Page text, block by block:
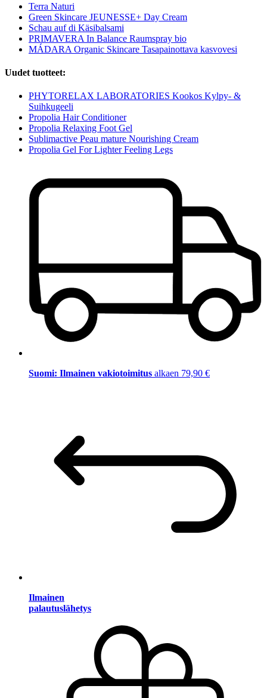
Terra Naturi
Green Skincare JEUNESSE+ Day Cream
Schau auf di Käsibalsami
PRIMAVERA In Balance Raumspray bio
MÁDARA Organic Skincare Tasapainottava kasvovesi
Uudet tuotteet:
PHYTORELAX LABORATORIES Kookos Kylpy- &
Suihkugeeli
Propolia Hair Conditioner
Propolia Relaxing Foot Gel
Sublimactive Peau mature Nourishing Cream
Propolia Gel For Lighter Feeling Legs
Suomi: Ilmainen vakiotoimitus alkaen 79,90 €
Ilmainen
palautuslähetys